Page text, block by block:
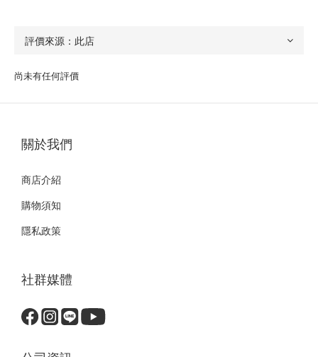
尚未有任何評價
關於我們
商店介紹
購物須知
隱私政策
社群媒體